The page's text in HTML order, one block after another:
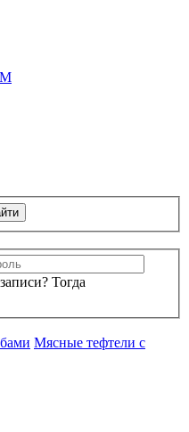
Тогда
Мясные тефтели с